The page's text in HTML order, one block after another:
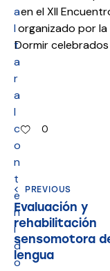
a
l
t
a
r
a
l
c
o
n
t
e
n
i
d
o
en el XII
organizado por la
Dormir
0
PREVIOUS
Evaluación y
rehabilitación
sensomotora
lengua